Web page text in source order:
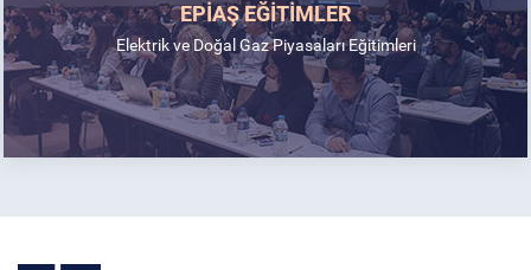
EPİAŞ EĞİTİMLER
Elektrik ve Doğal Gaz Piyasaları Eğitimleri